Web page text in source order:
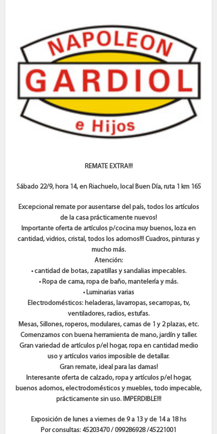
REMATE EXTRA!!!
Sábado 22/9, hora 14, en Riachuelo, local Buen Día, ruta 1 km 165
Excepcional remate por ausentarse del país, todos los artículos
de la casa prácticamente nuevos!
Importante oferta de artículos p/cocina muy buenos, loza en
cantidad, vidrios, cristal, todos los adornos!!! Cuadros, pinturas y
mucho más.
Atención:
• cantidad de botas, zapatillas y sandalias impecables.
• Ropa de cama, ropa de baño, mantelería y más.
• Luminarias varias
Electrodomésticos: heladeras, lavarropas, secarropas, tv,
ventiladores, radios, estufas.
Mesas, Sillones, roperos, modulares, camas de 1 y 2 plazas, etc.
Comenzamos con buena herramienta de mano, jardín y taller.
Gran variedad de artículos p/el hogar, ropa en cantidad medio
uso y artículos varios imposible de detallar.
Gran remate, ideal para las damas!
Interesante oferta de calzado, ropa y artículos p/el hogar,
buenos adornos, electrodomésticos y muebles, todo impecable,
prácticamente sin uso. IMPERDIBLE!!!
Exposición de lunes a viernes de 9 a 13 y de 14 a 18 hs
Por consultas: 45203470 / 099286928 /45221001